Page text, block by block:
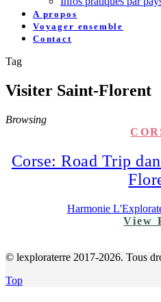
A propos
Voyager ensemble
Contact
Tag
Visiter Saint-Florent
Browsing
Corse: Road Trip
Harmonie
View
© lexploraterre 2017-2026. Tous
Top